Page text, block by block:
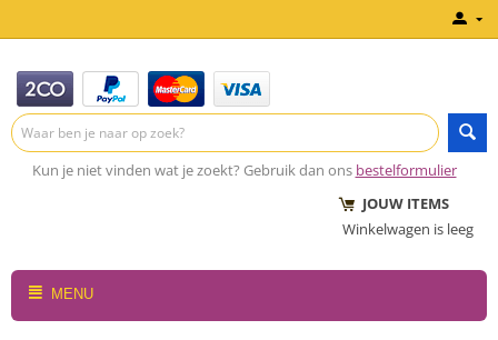
Kun je niet vinden wat je zoekt? Gebruik dan ons bestelformulier
JOUW ITEMS
Winkelwagen is leeg
MENU